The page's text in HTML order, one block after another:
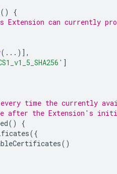
()
{
can currently
(...)],
]
time the currently
after the Extension's
()
{
({
()